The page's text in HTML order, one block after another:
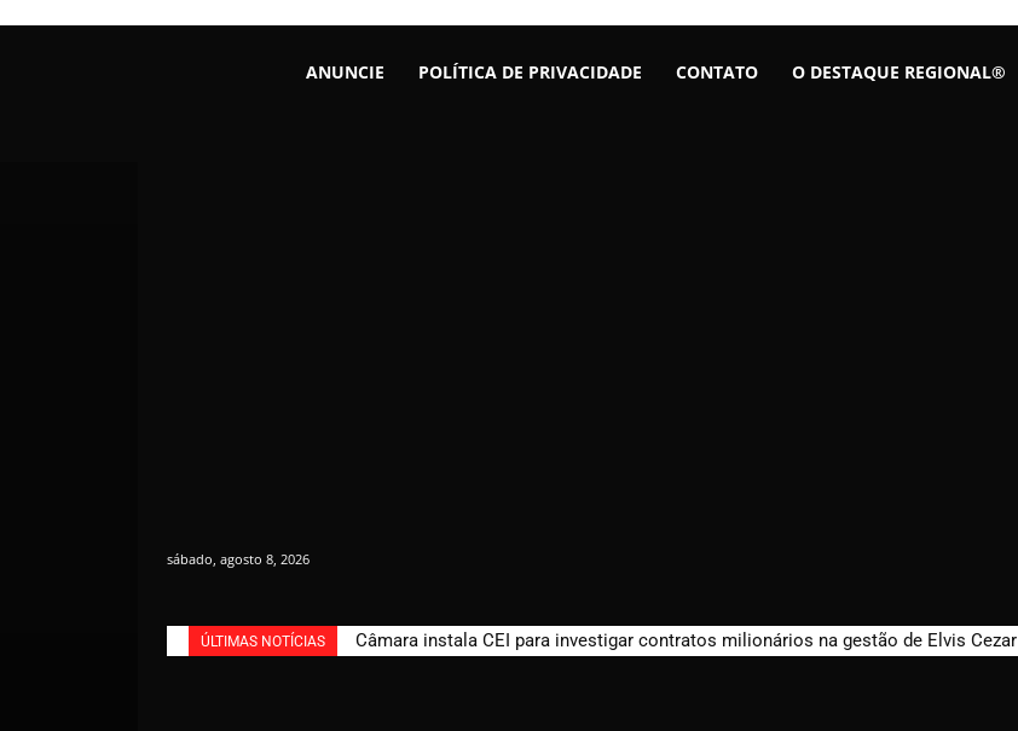
ANUNCIE POLÍTICA DE PRIVACIDADE CONTATO O DESTAQUE REGIONAL®
sábado, agosto 8, 2026
ÚLTIMAS NOTÍCIAS Câmara instala CEI para investigar contratos milionários na gestão de Elvis Cezar